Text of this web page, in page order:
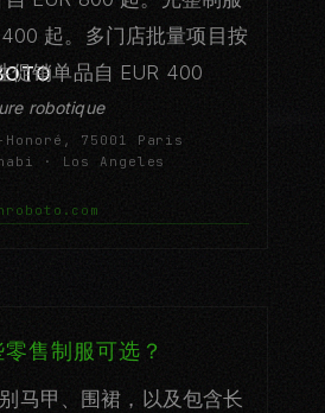
起。多门店批量项目按
促销单品自 EUR 400
售制服可选？
马甲、围裙，以及包含长
robotique
75001 Paris
· Los Angeles